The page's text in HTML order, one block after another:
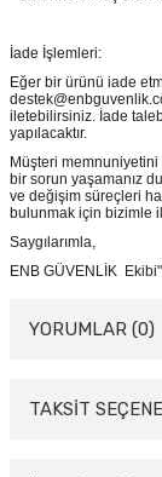
İade İşlemleri:
Eğer bir ürünü iade
iletebilirsiniz. İade
yapılacaktır.
Müşteri
bir sorun yaşamanız
ve değişim süreçleri
bulunmak için bizimle
Saygılarımla,
ENB GÜVENLİK Ekibi"
YORUMLAR (0)
TAKSİT